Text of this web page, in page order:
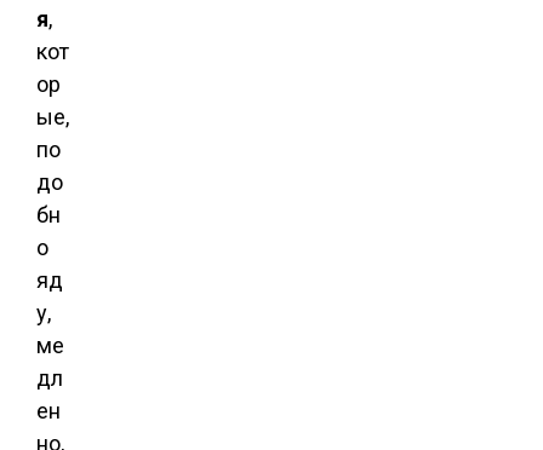
я,
кот
ор
ые,
по
до
бн
о
яд
у,
ме
дл
ен
но,